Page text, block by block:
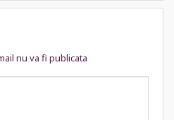
nu va fi publicata